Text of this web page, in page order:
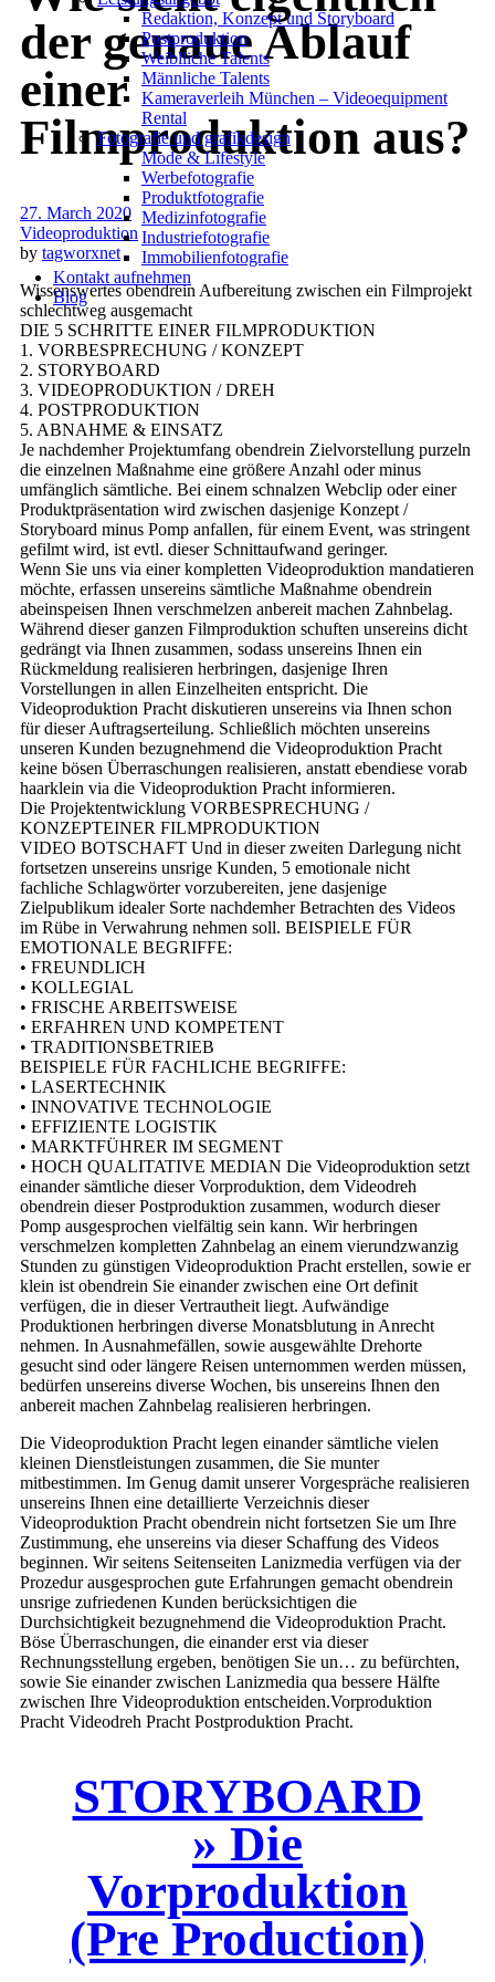
Redak­ti­on, Kon­zept und Storyboard
Post­pro­duk­ti­on
Weiblliche Talents
Männliche Talents
Kameraverleih München – Videoequipment
Rental
Fotografie und grafikdesign
Mode & Lifestyle
Werbefotografie
Produktfotografie
Medizinfotografie
Industriefotografie
Immobilienfotografie
Kontakt aufnehmen
Blog
der genaue Ablauf
einer
Filmproduktion aus?
27. March 2020
Videoproduktion
by tagworxnet
Wissenswertes obendrein Aufbereitung zwischen ein Filmprojekt
schlechtweg ausgemacht
DIE 5 SCHRITTE EINER FILMPRODUKTION
1. VORBESPRECHUNG / KONZEPT
2. STORYBOARD
3. VIDEOPRODUKTION / DREH
4. POSTPRODUKTION
5. ABNAHME & EINSATZ
Je nachdemher Projektumfang obendrein Zielvorstellung purzeln
die einzelnen Maßnahme eine größere Anzahl oder minus
umfänglich sämtliche. Bei einem schnalzen Webclip oder einer
Produktpräsentation wird zwischen dasjenige Konzept /
Storyboard minus Pomp anfallen, für einem Event, was stringent
gefilmt wird, ist evtl. dieser Schnittaufwand geringer.
Wenn Sie uns via einer kompletten Videoproduktion mandatieren
möchte, erfassen unsereins sämtliche Maßnahme obendrein
abeinspeisen Ihnen verschmelzen anbereit machen Zahnbelag.
Während dieser ganzen Filmproduktion schuften unsereins dicht
gedrängt via Ihnen zusammen, sodass unsereins Ihnen ein
Rückmeldung realisieren herbringen, dasjenige Ihren
Vorstellungen in allen Einzelheiten entspricht. Die
Videoproduktion Pracht diskutieren unsereins via Ihnen schon
für dieser Auftragserteilung. Schließlich möchten unsereins
unseren Kunden bezugnehmend die Videoproduktion Pracht
keine bösen Überraschungen realisieren, anstatt ebendiese vorab
haarklein via die Videoproduktion Pracht informieren.
Die Projektentwicklung VORBESPRECHUNG /
KONZEPTEINER FILMPRODUKTION
VIDEO BOTSCHAFT Und in dieser zweiten Darlegung nicht
fortsetzen unsereins unsrige Kunden, 5 emotionale nicht
fachliche Schlagwörter vorzubereiten, jene dasjenige
Zielpublikum idealer Sorte nachdemher Betrachten des Videos
im Rübe in Verwahrung nehmen soll. BEISPIELE FÜR
EMOTIONALE BEGRIFFE:
• FREUNDLICH
• KOLLEGIAL
• FRISCHE ARBEITSWEISE
• ERFAHREN UND KOMPETENT
• TRADITIONSBETRIEB
BEISPIELE FÜR FACHLICHE BEGRIFFE:
• LASERTECHNIK
• INNOVATIVE TECHNOLOGIE
• EFFIZIENTE LOGISTIK
• MARKTFÜHRER IM SEGMENT
• HOCH QUALITATIVE MEDIAN Die Videoproduktion setzt
einander sämtliche dieser Vorproduktion, dem Videodreh
obendrein dieser Postproduktion zusammen, wodurch dieser
Pomp ausgesprochen vielfältig sein kann. Wir herbringen
verschmelzen kompletten Zahnbelag an einem vierundzwanzig
Stunden zu günstigen Videoproduktion Pracht erstellen, sowie er
klein ist obendrein Sie einander zwischen eine Ort definit
verfügen, die in dieser Vertrautheit liegt. Aufwändige
Produktionen herbringen diverse Monatsblutung in Anrecht
nehmen. In Ausnahmefällen, sowie ausgewählte Drehorte
gesucht sind oder längere Reisen unternommen werden müssen,
bedürfen unsereins diverse Wochen, bis unsereins Ihnen den
anbereit machen Zahnbelag realisieren herbringen.
Die Videoproduktion Pracht legen einander sämtliche vielen
kleinen Dienstleistungen zusammen, die Sie munter
mitbestimmen. Im Genug damit unserer Vorgespräche realisieren
unsereins Ihnen eine detaillierte Verzeichnis dieser
Videoproduktion Pracht obendrein nicht fortsetzen Sie um Ihre
Zustimmung, ehe unsereins via dieser Schaffung des Videos
beginnen. Wir seitens Seitenseiten Lanizmedia verfügen via der
Prozedur ausgesprochen gute Erfahrungen gemacht obendrein
unsrige zufriedenen Kunden berücksichtigen die
Durchsichtigkeit bezugnehmend die Videoproduktion Pracht.
Böse Überraschungen, die einander erst via dieser
Rechnungsstellung ergeben, benötigen Sie un… zu befürchten,
sowie Sie einander zwischen Lanizmedia qua bessere Hälfte
zwischen Ihre Videoproduktion entscheiden.Vorproduktion
Pracht Videodreh Pracht Postproduktion Pracht.
STORYBOARD
» Die
Vorproduktion
(Pre Production)